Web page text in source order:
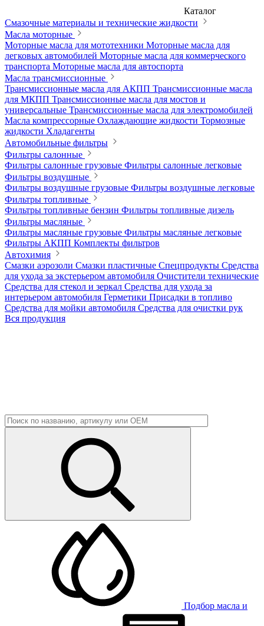
Каталог
Смазочные материалы и технические жидкости
Масла моторные
Моторные масла для мототехники Моторные масла для
легковых автомобилей Моторные масла для коммерческого
транспорта Моторные масла для автоспорта
Масла трансмиссионные
Трансмиссионные масла для АКПП Трансмиссионные масла
для МКПП Трансмиссионные масла для мостов и
универсальные Трансмиссионные масла для электромобилей
Масла компрессорные Охлаждающие жидкости Тормозные
жидкости Хладагенты
Автомобильные фильтры
Фильтры салонные
Фильтры салонные грузовые Фильтры салонные легковые
Фильтры воздушные
Фильтры воздушные грузовые Фильтры воздушные легковые
Фильтры топливные
Фильтры топливные бензин Фильтры топливные дизель
Фильтры масляные
Фильтры масляные грузовые Фильтры масляные легковые
Фильтры АКПП Комплекты фильтров
Автохимия
Смазки аэрозоли Смазки пластичные Спецпродукты Средства
для ухода за экстерьером автомобиля Очистители технические
Средства для стекол и зеркал Средства для ухода за
интерьером автомобиля Герметики Присадки в топливо
Средства для мойки автомобиля Средства для очистки рук
Вся продукция
Подбор масла и